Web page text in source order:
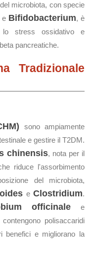
microbiota, con specie
e Bifidobacterium, è
stress ossidativo e
pancreatiche.
Tradizionale
sono ampiamente
e gestire il T2DM.
chinensis, nota per il
riduce l'assorbimento
del microbiota,
e Clostridium.
officinale e
polisaccaridi
benefici e migliorano la